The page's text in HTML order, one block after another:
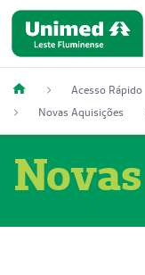
Acesso Rápido
Novas Aquisições